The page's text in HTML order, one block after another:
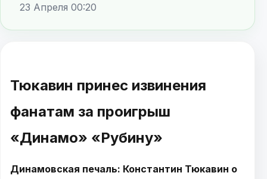
23 Апреля 00:20
Тюкавин принес извинения
фанатам за проигрыш
«Динамо» «Рубину»
Динамовская печаль: Константин Тюкавин о